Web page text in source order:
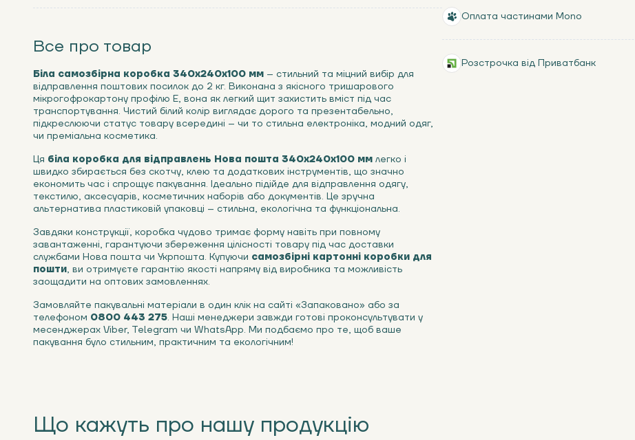
Все про товар
Біла самозбірна коробка 340х240х100 мм – стильний та міцний вибір для
відправлення поштових посилок до 2 кг. Виконана з якісного тришарового
мікрогофрокартону профілю Е, вона як легкий щит захистить вміст під час
транспортування. Чистий білий колір виглядає дорого та презентабельно,
підкреслюючи статус товару всередині – чи то стильна електроніка, модний одяг,
чи преміальна косметика.
Ця біла коробка для відправлень Нова пошта 340х240х100 мм легко і
швидко збирається без скотчу, клею та додаткових інструментів, що значно
економить час і спрощує пакування. Ідеально підійде для відправлення одягу,
текстилю, аксесуарів, косметичних наборів або документів. Це зручна
альтернатива пластиковій упаковці – стильна, екологічна та функціональна.
Завдяки конструкції, коробка чудово тримає форму навіть при повному
завантаженні, гарантуючи збереження цілісності товару під час доставки
службами Нова пошта чи Укрпошта. Купуючи самозбірні картонні коробки для
пошти, ви отримуєте гарантію якості напряму від виробника та можливість
заощадити на оптових замовленнях.
Замовляйте пакувальні матеріали в один клік на сайті «Запаковано» або за
телефоном 0800 443 275. Наші менеджери завжди готові проконсультувати у
месенджерах Viber, Telegram чи WhatsApp. Ми подбаємо про те, щоб ваше
пакування було стильним, практичним та екологічним!
Оплата частинами Mono
Розстрочка від Приватбанк
Що кажуть про нашу продукцію